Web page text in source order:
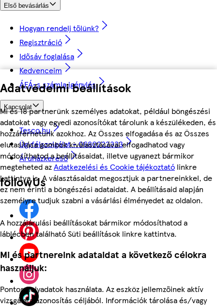
Adatvédelmi beállítások
Mi és 18 partnerünk személyes adatokat, például böngészési
adatokat vagy egyedi azonosítókat tárolunk a készülékeden, és
hozzáférhetünk azokhoz. Az Összes elfogadása és az Összes
elutasítása gombok kiválasztásával elfogadhatod vagy
módosíthatod a beállításaidat, illetve ugyanezt bármikor
megteheted azAdatkezelési és Cookie tájékoztató linkre
kattintva is. A választásaidat megosztjuk a partnereinkkel, de
ez nem érinti a böngészési adataidat. A beállításaid alapján
személyre tudjuk szabni a vásárlási élményedet az oldalon.
A hozzájárulási beállításokat bármikor módosíthatod a
láblécben található Süti beállítások linkre kattintva.
Mi és partnereink adataidat a következő célokra
használjuk:
Pontos helyadatok használata. Az eszköz jellemzőinek aktív
vizsgálata azonosítás céljából. Információk tárolása és/vagy
Első bevásárlás
Hogyan rendelj tőlünk?
Regisztráció
Idősáv foglalása
Kedvenceim
ÁFÁ-s számla igénylés
Kapcsolat
Tesco.hu
Ügyfélszolgálat - 0680222333
Áruházkereső
followUs